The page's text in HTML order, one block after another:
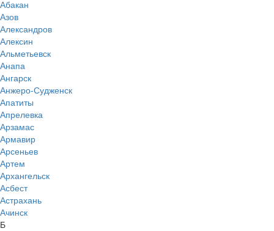
Абакан
Азов
Александров
Алексин
Альметьевск
Анапа
Ангарск
Анжеро-Судженск
Апатиты
Апрелевка
Арзамас
Армавир
Арсеньев
Артем
Архангельск
Асбест
Астрахань
Ачинск
Б